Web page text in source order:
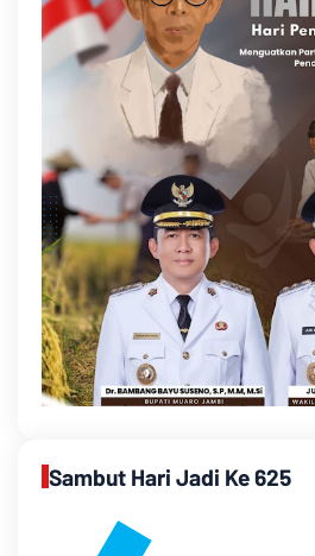
Sambut Hari Jadi Ke 625